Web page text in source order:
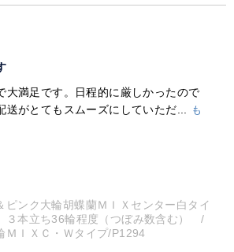
大満足です。日程的に厳しかったので
送がとてもスムーズにしていただ...
も
ピンク大輪胡蝶蘭ＭＩＸセンター白タイ
本立ち36輪程度（つぼみ数含む） /
ＭＩＸＣ・Ｗタイプ/P1294